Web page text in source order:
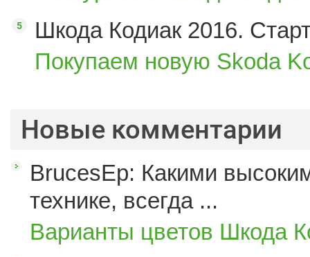
Шкода Кодиак 2016.
Покупаем новую Skoda
Новые комментарии
BrucesEp: Какими
технике, всегда ...
Варианты цветов Шкода